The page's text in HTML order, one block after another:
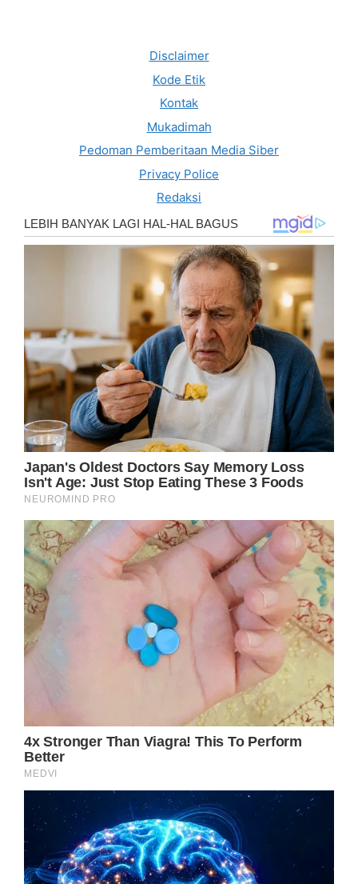
Disclaimer
Kode Etik
Kontak
Mukadimah
Pedoman Pemberitaan Media Siber
Privacy Police
Redaksi